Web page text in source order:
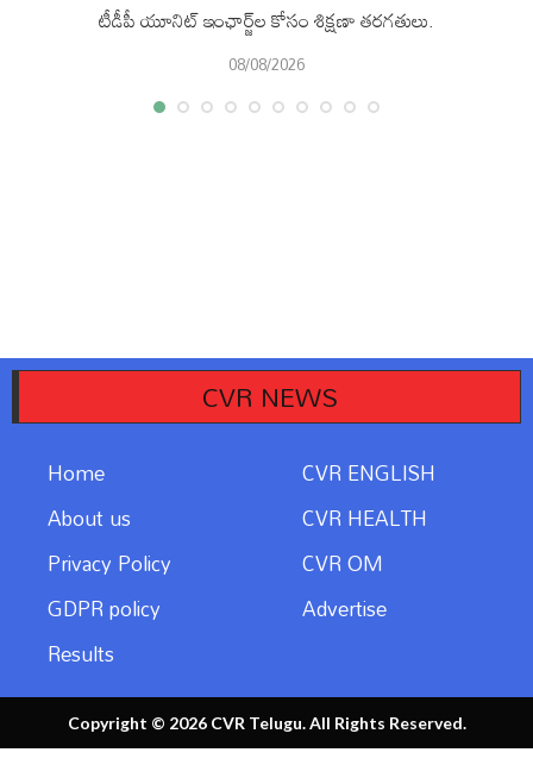
టీడీపీ యూనిట్ ఇంఛార్జ్‌ల కోసం శిక్షణా తరగతులు.
08/08/2026
CVR NEWS
Home
CVR ENGLISH
About us
CVR HEALTH
Privacy Policy
CVR OM
GDPR policy
Advertise
Results
Copyright © 2026 CVR Telugu. All Rights Reserved.